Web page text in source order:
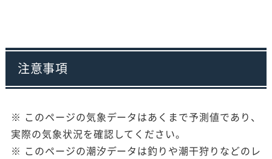
注意事項
※ このページの気象データはあくまで予測値であり、
実際の気象状況を確認してください。
※ このページの潮汐データは釣りや潮干狩りなどのレ